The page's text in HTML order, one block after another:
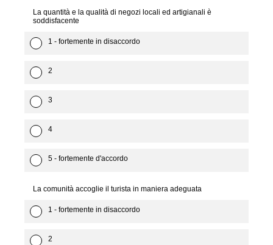
La quantità e la qualità di negozi locali ed artigianali è
soddisfacente
1 - fortemente in disaccordo
2
3
4
5 - fortemente d'accordo
La comunità accoglie il turista in maniera adeguata
1 - fortemente in disaccordo
2